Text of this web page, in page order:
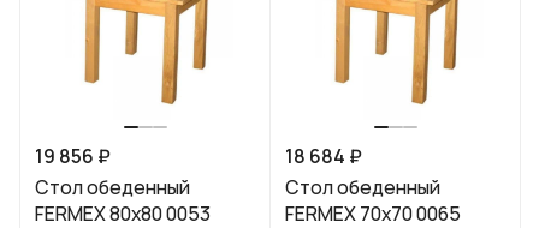
19 856 ₽
Стол обеденный
FERMEX 80x80 0053
18 684 ₽
Стол обеденный
FERMEX 70x70 0065